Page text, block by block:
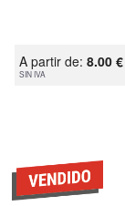
A partir de: 8.00 €
SIN IVA